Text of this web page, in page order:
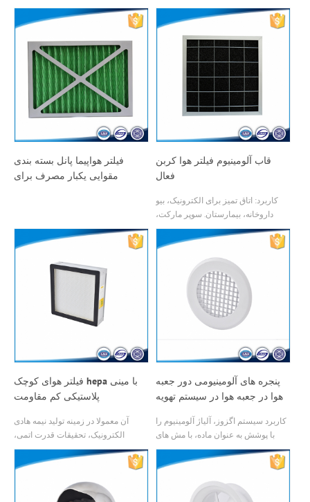
استفاده از طراحی مقاوم در برابر
نشت، سه طرفه مهر و موم شده برای
ورود هوا به داخل کیسه دوخت پهنا دارد و
با یک مهره گرماسنجی مهر و موم شده
است. ساختار ویژه آن، جریان هوا را در
سراسر کیسه متعادل می کند، مقاومت
را کاهش می دهد و ظرفیت گرد و
غبار22
کارایی می تواند 99٪ زمانی که ذرات
1.0um با بسیاری از رول های فولاد ضد
زنگ به عنوان فیلتر رسانه ای، می تواند
دمای بالا و عمر طولانی، آن
فیلتر هواپیما پانل بسته بندی
مقوایی یکبار مصرف برای
قاب آلومینیوم فیلتر هوا کربن
فعال
کاربرد: اتاق تمیز برای الکترونیک، بیو
داروخانه، بیمارستان. سوپر مارکت،
ایستگاه راه آهن و غیره
فیلتر هوای کوچک hepa با مینی
پلاستیکی کم مقاومت
آن معمولا در زمینه تولید نیمه هادی
الکترونیک، تحقیقات قدرت اتمی،
پزشکی، ماشین آلات دقیق و لوازم
آرایشی و غیره و به همین ترتیب در اتاق
پنجره های آلومینیومی دور جعبه
هوا در جعبه هوا در سیستم تهویه
کاربرد سیستم اگزوز، آلیاژ آلومینیوم را
با پوشش به عنوان ماده، با مش های
مشکوک برای جلوگیری از حشرات می
گیرد. قطر: از 150 تا 250 میلی متر؛